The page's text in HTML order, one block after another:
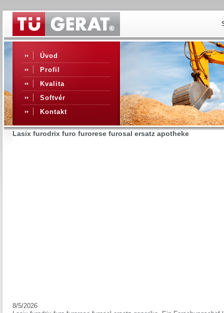
Úvod
Profil
Kvalita
Softvér
Kontakt
Lasix furodrix furo furorese furosal ersatz apotheke
8/5/2026